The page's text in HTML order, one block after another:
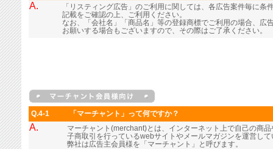
A.
「リスティング広告」のご利用に関しては、各広告案件毎に
記載をご確認の上、ご利用ください。
なお、「会社名」「商品名」等の登録商標でご利用の場合、広
お願いする場合もございますので、その際はご了承ください。
Q.4-1 「マーチャント」って何ですか？
A.
マーチャント(merchant)とは、インターネット上で自己の商
子商取引を行っているwebサイトやメールマガジンを運営し
弊社は広告主会員様を「マーチャント」と呼びます。